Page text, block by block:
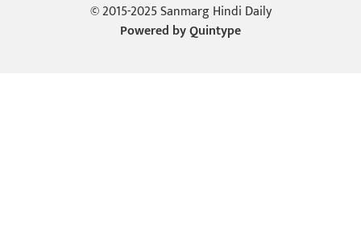
© 2015-2025 Sanmarg Hindi Daily
Powered byQuintype